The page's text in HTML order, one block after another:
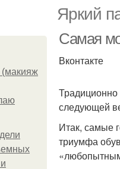
Яркий
Самая
Вконтакте
следующей
Итак, самые
триумфа